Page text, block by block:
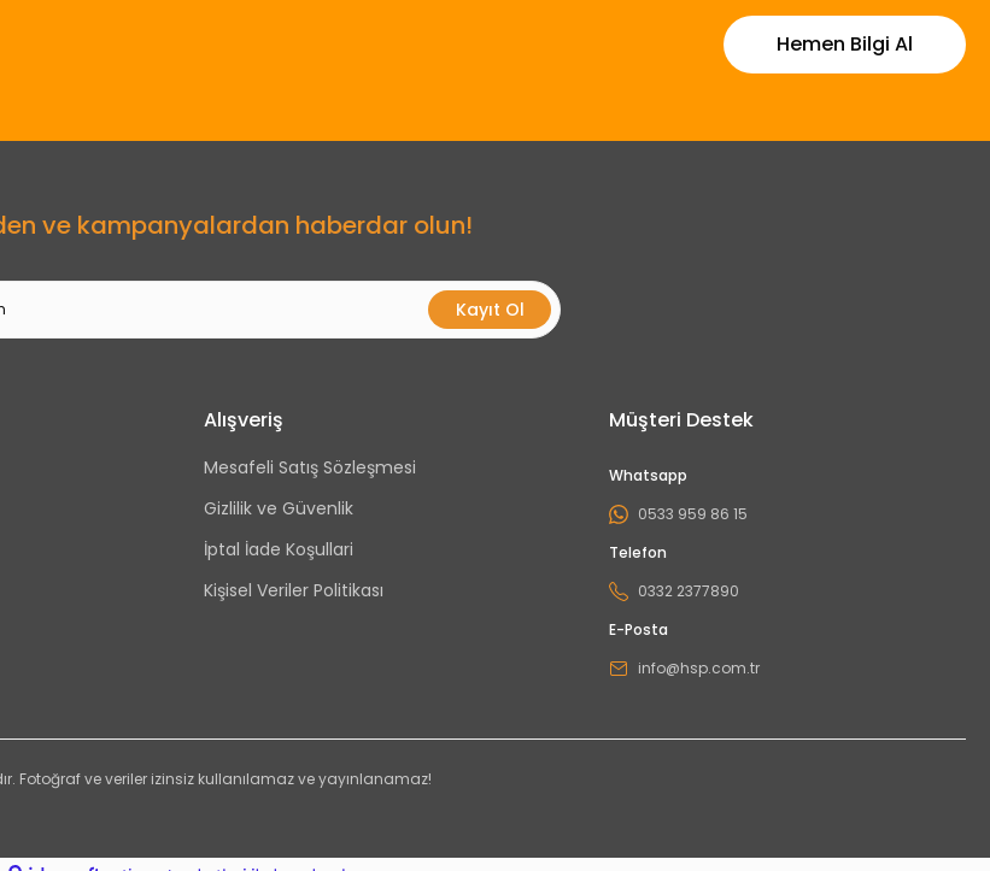
Hemen Bilgi Al
ve kampanyalardan haberdar olun!
Kayıt Ol
Alışveriş
Mesafeli Satış Sözleşmesi
Gizlilik ve Güvenlik
İptal İade Koşullari
Kişisel Veriler Politikası
Müşteri Destek
Whatsapp
0533 959 86 15
Telefon
0332 2377890
E-Posta
info@hsp.com.tr
Fotoğraf ve veriler izinsiz kullanılamaz ve yayınlanamaz!